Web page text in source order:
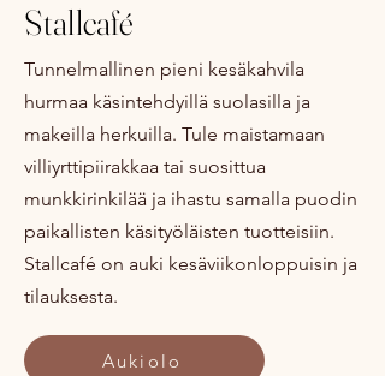
Stallcafé
Tunnelmallinen pieni kesäkahvila
hurmaa käsintehdyillä suolasilla ja
makeilla herkuilla. Tule maistamaan
villiyrttipiirakkaa tai suosittua
munkkirinkilää ja ihastu samalla puodin
paikallisten käsityöläisten tuotteisiin.
Stallcafé on auki kesäviikonloppuisin ja
tilauksesta.
Aukiolo